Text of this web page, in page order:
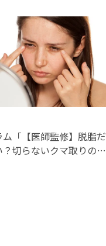
「【医師監修】脱脂だ
切らないクマ取りの方